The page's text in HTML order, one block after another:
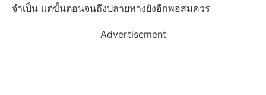
จำเป็น แต่ขั้นตอนจนถึงปลายทางยังอีกพอสมควร
Advertisement